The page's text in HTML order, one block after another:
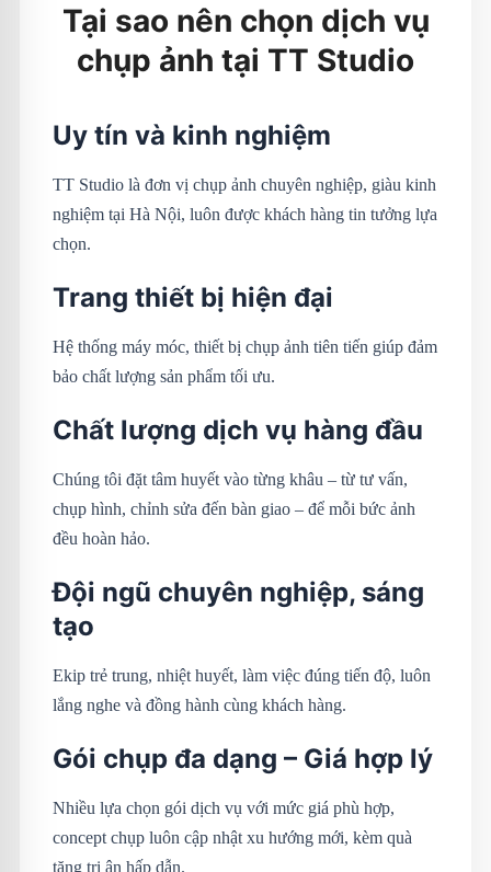
Tại sao nên chọn dịch vụ
chụp ảnh tại TT Studio
Uy tín và kinh nghiệm
TT Studio là đơn vị chụp ảnh chuyên nghiệp, giàu kinh
nghiệm tại Hà Nội, luôn được khách hàng tin tưởng lựa
chọn.
Trang thiết bị hiện đại
Hệ thống máy móc, thiết bị chụp ảnh tiên tiến giúp đảm
bảo chất lượng sản phẩm tối ưu.
Chất lượng dịch vụ hàng đầu
Chúng tôi đặt tâm huyết vào từng khâu – từ tư vấn,
chụp hình, chỉnh sửa đến bàn giao – để mỗi bức ảnh
đều hoàn hảo.
Đội ngũ chuyên nghiệp, sáng
tạo
Ekip trẻ trung, nhiệt huyết, làm việc đúng tiến độ, luôn
lắng nghe và đồng hành cùng khách hàng.
Gói chụp đa dạng – Giá hợp lý
Nhiều lựa chọn gói dịch vụ với mức giá phù hợp,
concept chụp luôn cập nhật xu hướng mới, kèm quà
tặng tri ân hấp dẫn.